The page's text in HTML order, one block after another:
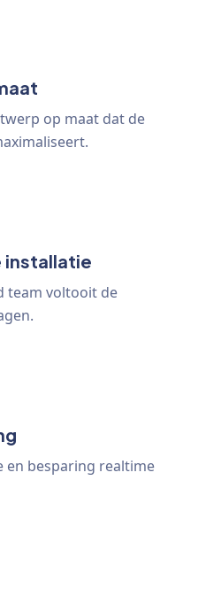
op maat dat de
installatie
team voltooit de
en besparing realtime